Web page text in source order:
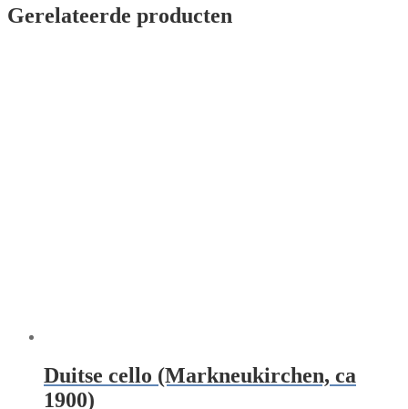
Gerelateerde producten
Duitse cello (Markneukirchen, ca
1900)